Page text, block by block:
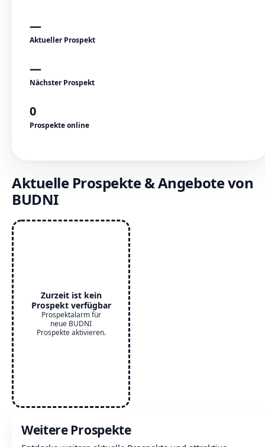
—
Aktueller Prospekt
—
Nächster Prospekt
0
Prospekte online
Aktuelle Prospekte & Angebote von
BUDNI
Zurzeit ist kein
Prospekt verfügbar
Prospektalarm für
neue BUDNI
Prospekte aktivieren.
Weitere Prospekte